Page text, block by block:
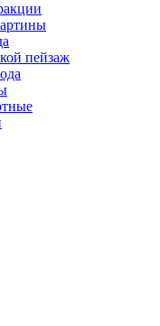
пейзаж